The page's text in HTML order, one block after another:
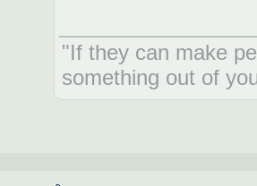
"If they can make
something out of